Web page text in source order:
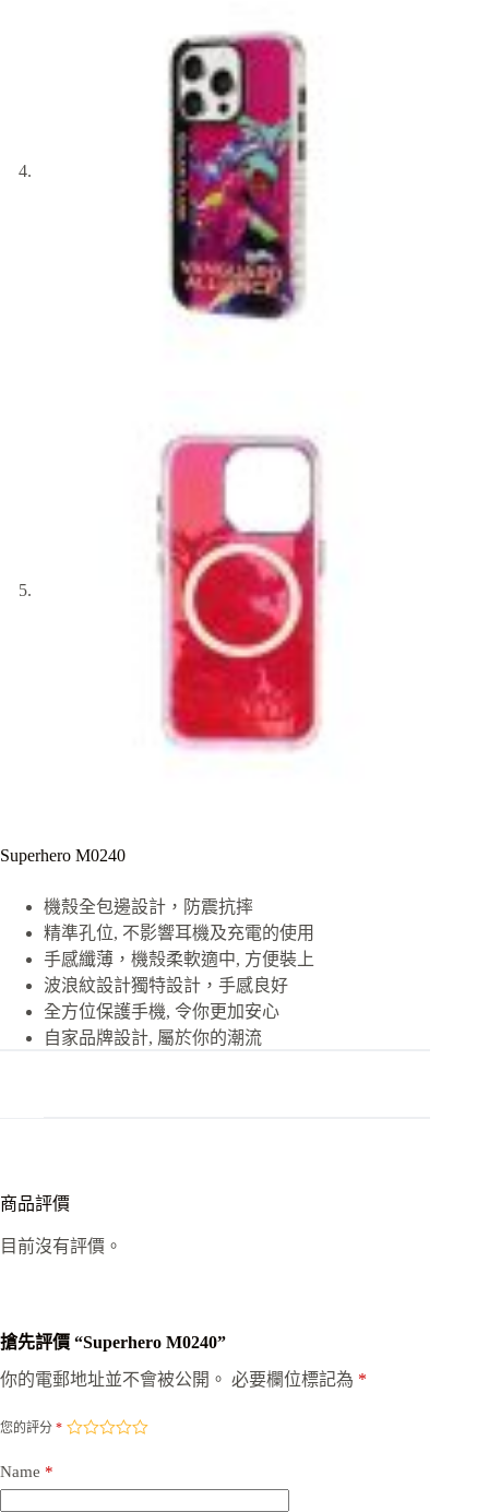
Superhero M0240
機殼全包邊設計，防震抗摔
精準孔位, 不影響耳機及充電的使用
手感纖薄，機殼柔軟適中, 方便裝上
波浪紋設計獨特設計，手感良好
全方位保護手機, 令你更加安心
自家品牌設計, 屬於你的潮流
商品評價
目前沒有評價。
搶先評價 “Superhero M0240”
你的電郵地址並不會被公開。 必要欄位標記為 *
您的評分 *
Name *